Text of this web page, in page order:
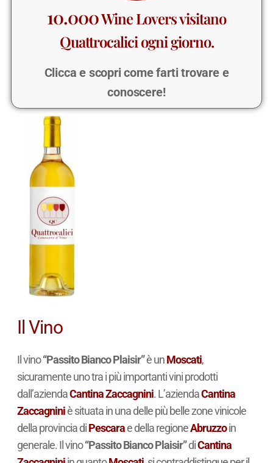
10.000Wine Lovers visitano
Quattrocalici ogni giorno.
Clicca e scopri come farti trovare e
conoscere!
Il Vino
Il vino“Passito Bianco Plaisir”è unMoscati,
sicuramente uno tra i più importanti vini prodotti
dall’aziendaCantina Zaccagnini. L’aziendaCantina
Zaccagniniè situata in una delle più belle zone vinicole
della provincia diPescarae della regioneAbruzzoin
generale. Il vino“Passito Bianco Plaisir”diCantina